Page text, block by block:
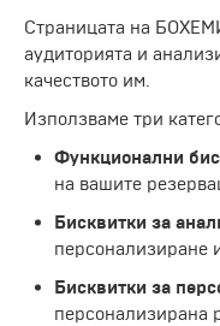
Фамилия" е
на катедралата
му, която е и
е символ на
Спасителя.
умира през 1926 г.
ще бъде напълно
наред със
на тази идея
Страницата на
аудиторията и
качеството им.
Използваме три
Функционални
на вашите
Бисквитки за
персонализиране
Бисквитки за
персонализирана